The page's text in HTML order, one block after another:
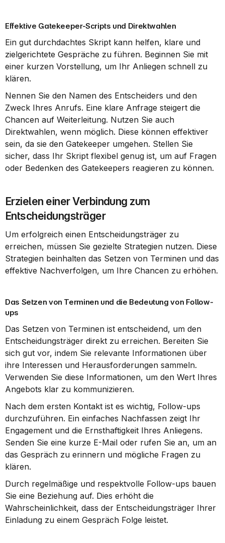
Effektive Gatekeeper-Scripts und Direktwahlen
Ein gut durchdachtes Skript kann helfen, klare und
zielgerichtete Gespräche zu führen. Beginnen Sie mit
einer kurzen Vorstellung, um Ihr Anliegen schnell zu
klären.
Nennen Sie den Namen des Entscheiders und den
Zweck Ihres Anrufs. Eine klare Anfrage steigert die
Chancen auf Weiterleitung. Nutzen Sie auch
Direktwahlen, wenn möglich. Diese können effektiver
sein, da sie den Gatekeeper umgehen. Stellen Sie
sicher, dass Ihr Skript flexibel genug ist, um auf Fragen
oder Bedenken des Gatekeepers reagieren zu können.
Erzielen einer Verbindung zum
Entscheidungsträger
Um erfolgreich einen Entscheidungsträger zu
erreichen, müssen Sie gezielte Strategien nutzen. Diese
Strategien beinhalten das Setzen von Terminen und das
effektive Nachverfolgen, um Ihre Chancen zu erhöhen.
Das Setzen von Terminen und die Bedeutung von Follow-
ups
Das Setzen von Terminen ist entscheidend, um den
Entscheidungsträger direkt zu erreichen. Bereiten Sie
sich gut vor, indem Sie relevante Informationen über
ihre Interessen und Herausforderungen sammeln.
Verwenden Sie diese Informationen, um den Wert Ihres
Angebots klar zu kommunizieren.
Nach dem ersten Kontakt ist es wichtig, Follow-ups
durchzuführen. Ein einfaches Nachfassen zeigt Ihr
Engagement und die Ernsthaftigkeit Ihres Anliegens.
Senden Sie eine kurze E-Mail oder rufen Sie an, um an
das Gespräch zu erinnern und mögliche Fragen zu
klären.
Durch regelmäßige und respektvolle Follow-ups bauen
Sie eine Beziehung auf. Dies erhöht die
Wahrscheinlichkeit, dass der Entscheidungsträger Ihrer
Einladung zu einem Gespräch Folge leistet.